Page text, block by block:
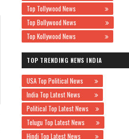
Top Tollywood News
Top Bollywood News
Top Kollywood News
TOP TRENDING NEWS INDIA
USA Top Political News
India Top Latest News
Political Top Latest News
Telugu Top Latest News
Hindi Top Latest News